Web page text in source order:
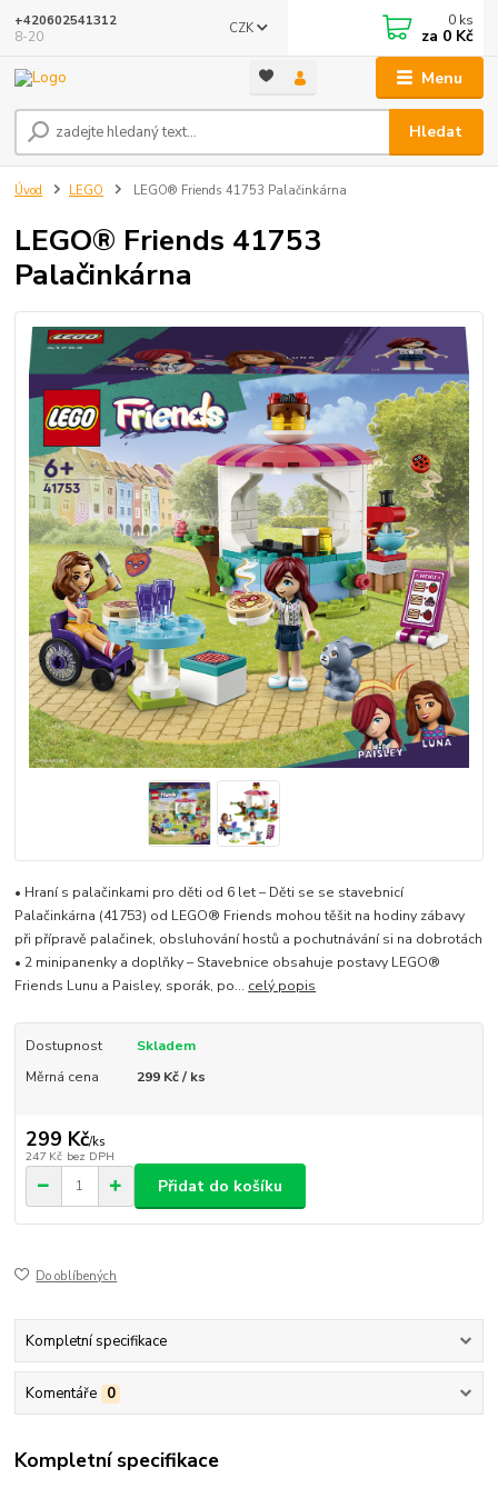
Menu
CZK
Hledat
+420602541312
8-20
0 ks
za 0 Kč
Úvod LEGO LEGO® Friends 41753 Palačinkárna
LEGO® Friends 41753
Palačinkárna
• Hraní s palačinkami pro děti od 6 let – Děti se se stavebnicí
Palačinkárna (41753) od LEGO® Friends mohou těšit na hodiny zábavy
při přípravě palačinek, obsluhování hostů a pochutnávání si na dobrotách
• 2 minipanenky a doplňky – Stavebnice obsahuje postavy LEGO®
Friends Lunu a Paisley, sporák, po... celý popis
Dostupnost
Skladem
Měrná cena
299 Kč / ks
299 Kč/ks
247 Kč bez DPH
Přidat do košíku
Do oblíbených
Kompletní specifikace
Komentáře 0
Kompletní specifikace